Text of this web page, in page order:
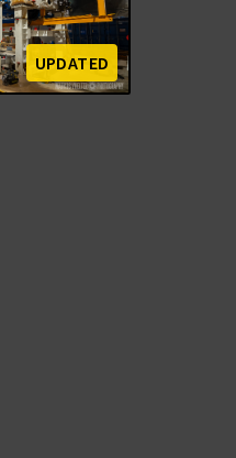
UPDATED